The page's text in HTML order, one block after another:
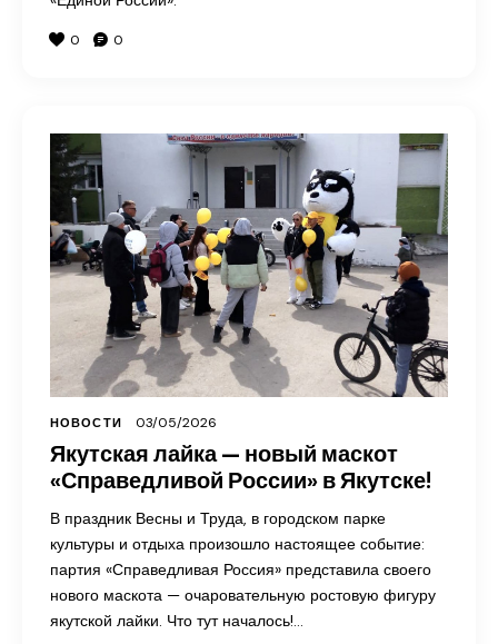
0 0
НОВОСТИ 03/05/2026
Якутская лайка — новый маскот
«Справедливой России» в Якутске!
В праздник Весны и Труда, в городском парке
культуры и отдыха произошло настоящее событие:
партия «Справедливая Россия» представила своего
нового маскота — очаровательную ростовую фигуру
якутской лайки. Что тут началось!…